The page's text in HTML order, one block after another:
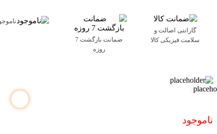
گارانتی اصالت و
سلامت فیزیکی کالا
ضمانت بازگشت 7
روزه
ناموجود